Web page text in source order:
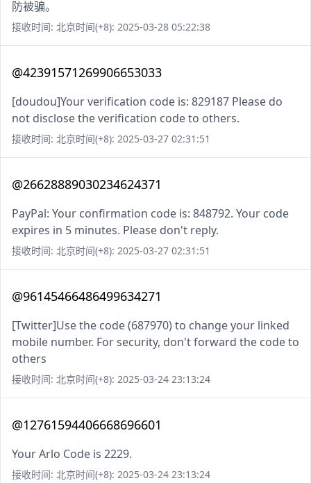
防被骗。
接收时间: 北京时间(+8): 2025-03-28 05:22:38
@42391571269906653033
[doudou]Your verification code is: 829187 Please do
not disclose the verification code to others.
接收时间: 北京时间(+8): 2025-03-27 02:31:51
@26628889030234624371
PayPal: Your confirmation code is: 848792. Your code
expires in 5 minutes. Please don't reply.
接收时间: 北京时间(+8): 2025-03-27 02:31:51
@96145466486499634271
[Twitter]Use the code (687970) to change your linked
mobile number. For security, don't forward the code to
others
接收时间: 北京时间(+8): 2025-03-24 23:13:24
@12761594406668696601
Your Arlo Code is 2229.
接收时间: 北京时间(+8): 2025-03-24 23:13:24